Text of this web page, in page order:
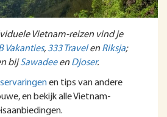
Vietnam-reizen vind je
Vakanties, 333 TravelenRiksja;
bijSawadeeenDjoser.
en tips van andere
en bekijk alle Vietnam-